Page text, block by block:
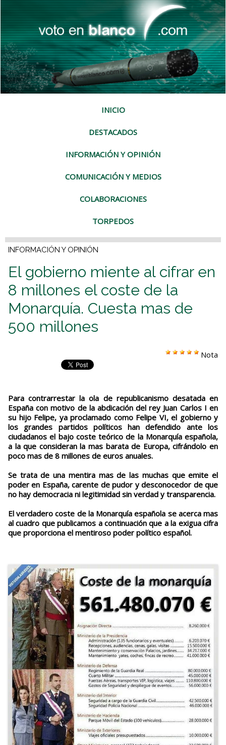
INICIO
DESTACADOS
INFORMACIÓN Y OPINIÓN
COMUNICACIÓN Y MEDIOS
COLABORACIONES
TORPEDOS
INFORMACIÓN Y OPINIÓN
El gobierno miente al cifrar en
8 millones el coste de la
Monarquía. Cuesta mas de
500 millones
Nota
Para contrarrestar la ola de republicanismo desatada en
España con motivo de la abdicación del rey Juan Carlos I en
su hijo Felipe, ya proclamado como Felipe VI, el gobierno y
los grandes partidos políticos han defendido ante los
ciudadanos el bajo coste teórico de la Monarquía española,
a la que consideran la mas barata de Europa, cifrándolo en
poco mas de 8 millones de euros anuales.
Se trata de una mentira mas de las muchas que emite el
poder en España, carente de pudor y desconocedor de que
no hay democracia ni legitimidad sin verdad y transparencia.
El verdadero coste de la Monarquía española se acerca mas
al cuadro que publicamos a continuación que a la exigua cifra
que proporciona el mentiroso poder político español.